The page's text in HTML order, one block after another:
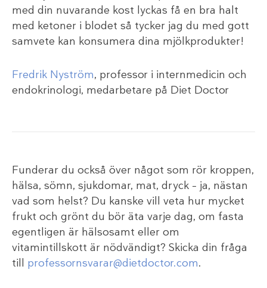
med din nuvarande kost lyckas få en bra halt
med ketoner i blodet så tycker jag du med gott
samvete kan konsumera dina mjölkprodukter!
Fredrik Nyström, professor i internmedicin och
endokrinologi, medarbetare på Diet Doctor
Funderar du också över något som rör kroppen,
hälsa, sömn, sjukdomar, mat, dryck – ja, nästan
vad som helst? Du kanske vill veta hur mycket
frukt och grönt du bör äta varje dag, om fasta
egentligen är hälsosamt eller om
vitamintillskott är nödvändigt? Skicka din fråga
till professornsvarar@dietdoctor.com.